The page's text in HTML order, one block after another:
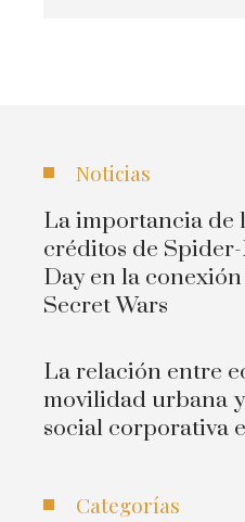
Noticias
La importancia de
créditos de
Day en la
Secret Wars
La relación entre
movilidad urbana
social corporativa
Categorías